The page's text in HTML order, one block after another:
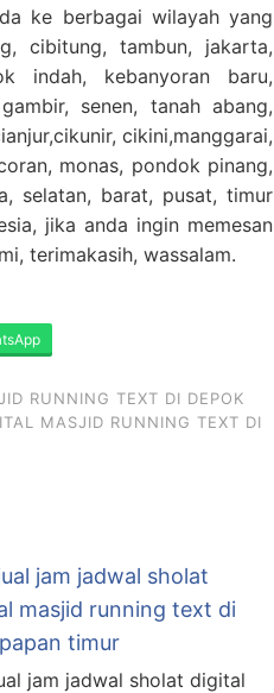
ke berbagai wilayah yang
cibitung, tambun, jakarta,
indah, kebanyoran baru,
senen, tanah abang,
cikini,manggarai,
monas, pondok pinang,
selatan, barat, pusat, timur
jika anda ingin memesan
terimakasih, wassalam.
RUNNING TEXT DI DEPOK
MASJID RUNNING TEXT DI
jam jadwal sholat
masjid running text di
timur
jam jadwal sholat digital